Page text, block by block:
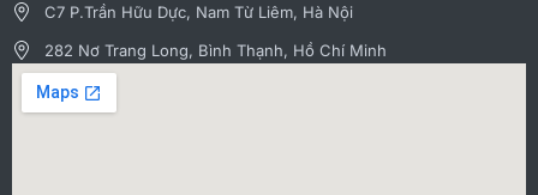
C7 P.Trần Hữu Dực, Nam Từ Liêm, Hà Nội
282 Nơ Trang Long, Bình Thạnh, Hồ Chí Minh